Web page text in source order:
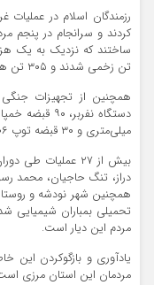
رزمندگان اسلام در عملیات
تن زخمی شدند و ۳۰۵ تن هم به اسارت درآمدند.
میلی‌متری و ۳۰ قبضه توپ ۱۰۶ میلی‌متری از میان رفت.
بیش از ۲۷ عملیات
همچنین شهر نودشه و
تحمیلی بمباران شیمیایی
مردم این دیار است.
یادآوری و بازگوکردن این
مردمان این استان مرزی